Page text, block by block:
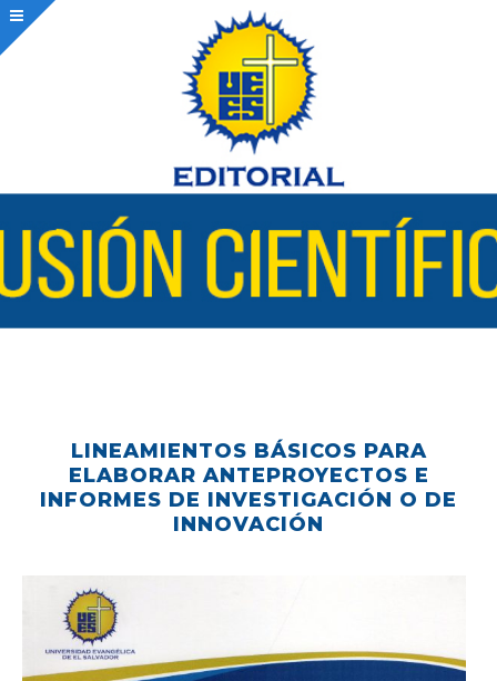
.
LINEAMIENTOS BÁSICOS PARA
ELABORAR ANTEPROYECTOS E
INFORMES DE INVESTIGACIÓN O DE
INNOVACIÓN